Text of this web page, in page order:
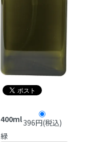
400ml396円(税込)
緑